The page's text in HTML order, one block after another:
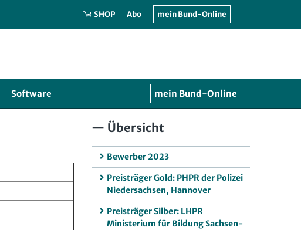
Software mein Bund-Online
SHOP Abo mein Bund-Online
Übersicht
Bewerber 2023
Preisträger Gold: PHPR der Polizei
Niedersachsen, Hannover
Preisträger Silber: LHPR
Ministerium für Bildung Sachsen-